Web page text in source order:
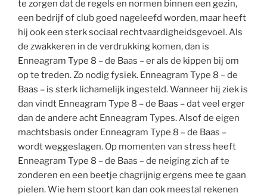
te zorgen dat de regels en normen binnen een gezin,
een bedrijf of club goed nageleefd worden, maar heeft
hij ook een sterk sociaal rechtvaardigheidsgevoel. Als
de zwakkeren in de verdrukking komen, dan is
Enneagram Type 8 – de Baas – er als de kippen bij om
op te treden. Zo nodig fysiek. Enneagram Type 8 – de
Baas – is sterk lichamelijk ingesteld. Wanneer hij ziek is
dan vindt Enneagram Type 8 – de Baas – dat veel erger
dan de andere acht Enneagram Types. Alsof de eigen
machtsbasis onder Enneagram Type 8 – de Baas –
wordt weggeslagen. Op momenten van stress heeft
Enneagram Type 8 – de Baas – de neiging zich af te
zonderen en een beetje chagrijnig ergens mee te gaan
pielen. Wie hem stoort kan dan ook meestal rekenen